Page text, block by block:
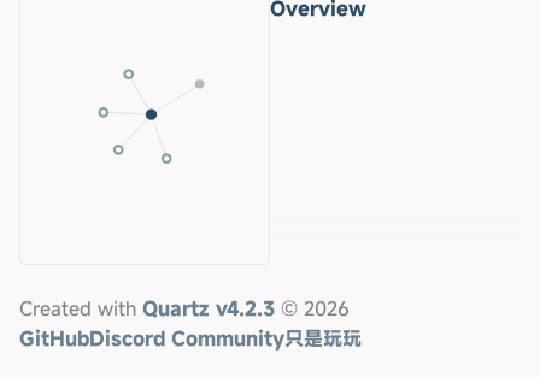
Overview
Created with Quartz v4.2.3 © 2026
GitHubDiscord Community只是玩玩